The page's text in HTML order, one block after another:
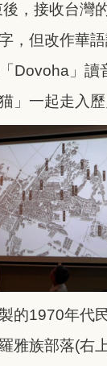
，接收台灣
，但改作華
Dovoha」讀
」一起走入歷
的1970年代
雅族部落(右